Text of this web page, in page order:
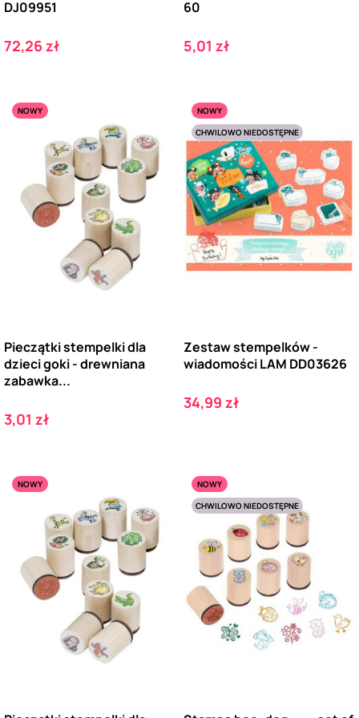
DJ09951
Cena
72,26 zł
60
Cena
5,01 zł
NOWY
Pieczątki stempelki dla
dzieci goki - drewniana
zabawka...
Cena
3,01 zł
NOWY
CHWILOWO NIEDOSTĘPNE
Zestaw stempelków -
wiadomości LAM DD03626
Cena
34,99 zł
NOWY
NOWY
CHWILOWO NIEDOSTĘPNE